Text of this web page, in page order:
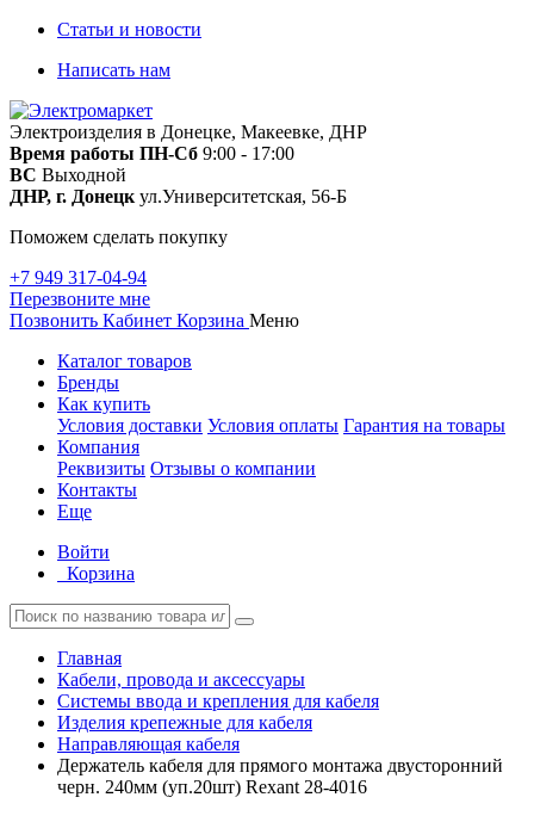
Статьи и новости
Написать нам
Электроизделия в Донецке, Макеевке, ДНР
Время работы ПН-Сб 9:00 - 17:00
ВС Выходной
ДНР, г. Донецк ул.Университетская, 56-Б
Поможем сделать покупку
+7 949 317-04-94
Перезвоните мне
Позвонить Кабинет Корзина Меню
Каталог товаров
Бренды
Как купить
Условия доставки Условия оплаты Гарантия на товары
Компания
Реквизиты Отзывы о компании
Контакты
Еще
Войти
Корзина
Главная
Кабели, провода и аксессуары
Системы ввода и крепления для кабеля
Изделия крепежные для кабеля
Направляющая кабеля
Держатель кабеля для прямого монтажа двусторонний
черн. 240мм (уп.20шт) Rexant 28-4016